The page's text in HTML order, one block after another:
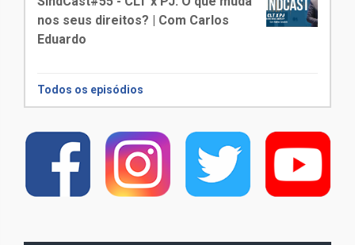
nos seus direitos? | Com Carlos
Eduardo
Todos os episódios